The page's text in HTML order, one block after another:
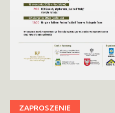
ZAPROSZENIE